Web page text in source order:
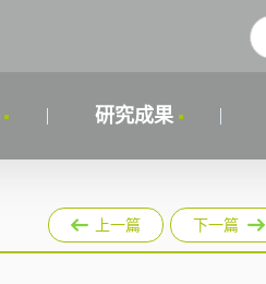
研究成果
上一篇 下一篇